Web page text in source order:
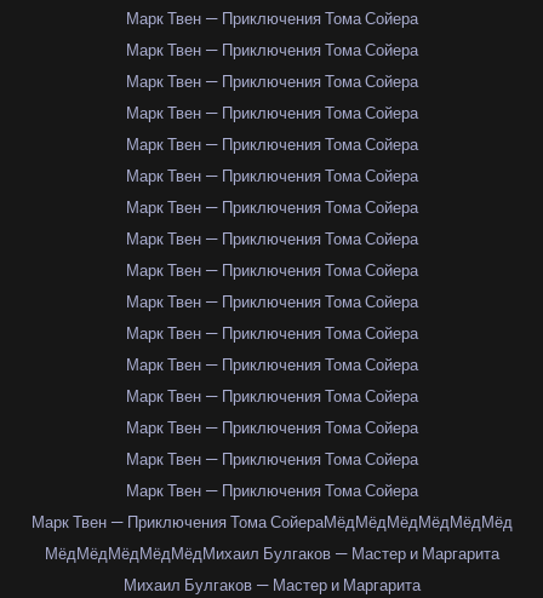
Марк Твен — Приключения Тома Сойера
Марк Твен — Приключения Тома Сойера
Марк Твен — Приключения Тома Сойера
Марк Твен — Приключения Тома Сойера
Марк Твен — Приключения Тома Сойера
Марк Твен — Приключения Тома Сойера
Марк Твен — Приключения Тома Сойера
Марк Твен — Приключения Тома Сойера
Марк Твен — Приключения Тома Сойера
Марк Твен — Приключения Тома Сойера
Марк Твен — Приключения Тома Сойера
Марк Твен — Приключения Тома Сойера
Марк Твен — Приключения Тома Сойера
Марк Твен — Приключения Тома Сойера
Марк Твен — Приключения Тома Сойера
Марк Твен — Приключения Тома Сойера
Марк Твен — Приключения Тома СойераМёдМёдМёдМёдМёдМёд
МёдМёдМёдМёдМёдМихаил Булгаков — Мастер и Маргарита
Михаил Булгаков — Мастер и Маргарита